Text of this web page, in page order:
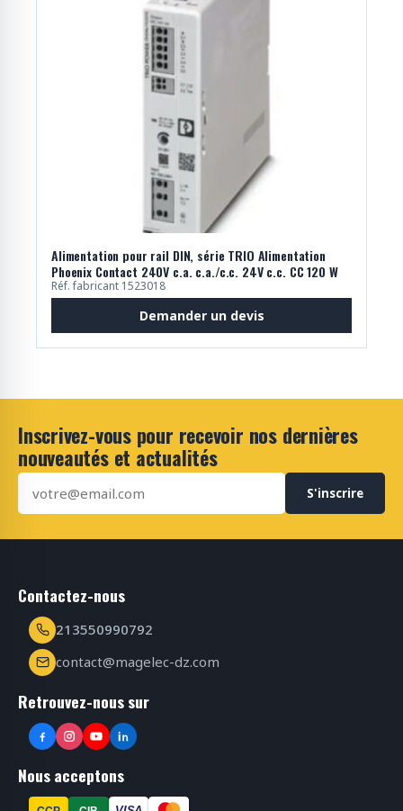
Alimentation pour rail DIN, série TRIO Alimentation
Phoenix Contact 240V c.a. c.a./c.c. 24V c.c. CC 120 W
Réf. fabricant 1523018
Demander un devis
Inscrivez-vous pour recevoir nos dernières
nouveautés et actualités
S'inscrire
Contactez-nous
213550990792
contact@magelec-dz.com
Retrouvez-nous sur
Nous acceptons